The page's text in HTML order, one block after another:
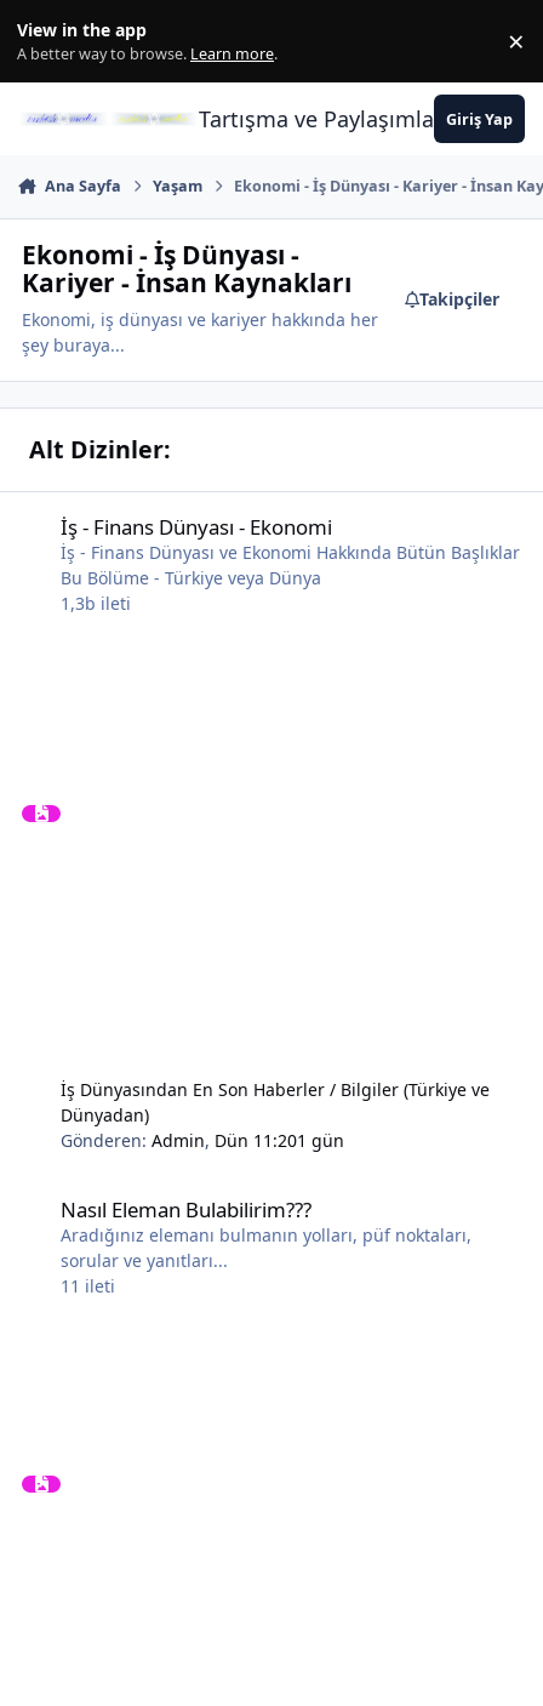
View in the app
A better way to browse. Learn more. ×
Tartışma ve PaylaşımlarınGiriş Yap
Ana Sayfa Yaşam Ekonomi - İş Dünyası - Kariyer - İnsan
Ekonomi - İş Dünyası -
Kariyer - İnsan Kaynakları
Ekonomi, iş dünyası ve kariyer hakkında her
şey buraya...
Takipçiler
Alt Dizinler:
İş - Finans Dünyası - Ekonomi
İş - Finans Dünyası ve Ekonomi Hakkında Bütün Başlıklar
Bu Bölüme - Türkiye veya Dünya
1,3b ileti
İş Dünyasından En Son Haberler / Bilgiler (Türkiye ve
Dünyadan)
Gönderen:Admin, Dün 11:201 gün
Nasıl Eleman Bulabilirim???
Aradığınız elemanı bulmanın yolları, püf noktaları,
sorular ve yanıtları...
11 ileti